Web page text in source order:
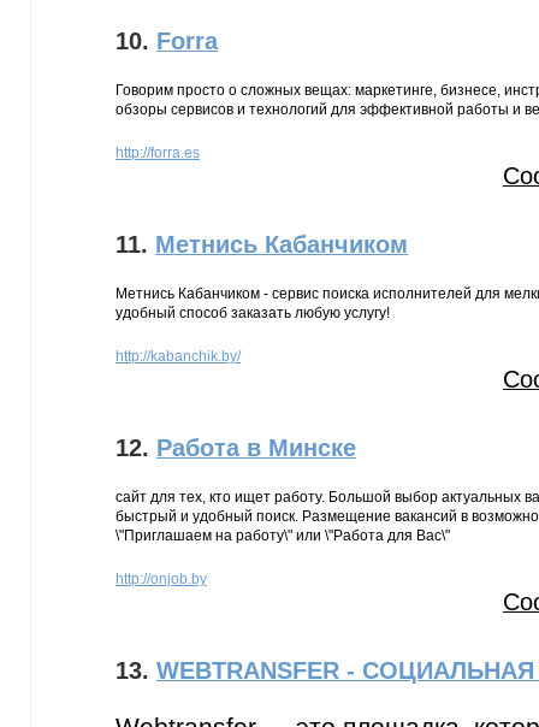
10. Forra
Говорим просто о сложных вещах: маркетинге, бизнесе,
обзоры сервисов и технологий для эффективной работы и
http://forra.es
11. Метнись Кабанчиком
Метнись Кабанчиком - сервис поиска исполнителей для
удобный способ заказать любую услугу!
http://kabanchik.by/
12. Работа в Минске
сайт для тех, кто ищет работу. Большой выбор актуальных
быстрый и удобный поиск. Размещение вакансий в
\"Приглашаем на работу\" или \"Работа для Вас\"
http://onjob.by
13. WEBTRANSFER -